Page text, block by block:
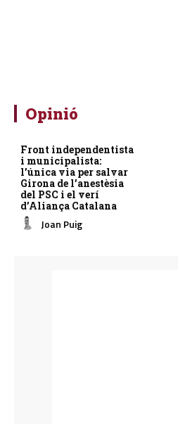
Opinió
Front independentista
i municipalista:
l’única via per salvar
Girona de l’anestèsia
del PSC i el verí
d’Aliança Catalana
Joan Puig